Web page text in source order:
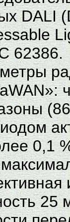
DALI
62386.
0,1
25